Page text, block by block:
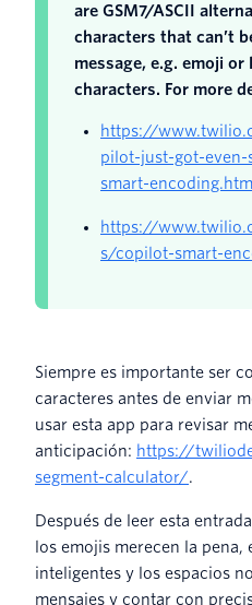
are GSM7/ASCII
characters that can’t
message, e.g. emoji or
characters. For more
https://
pilot-just-got-even-
smart-encoding.html
https://
s/copilot-smart-
Siempre es importante ser
caracteres antes de enviar
usar esta app para revisar
anticipación: https://
segment-calculator/.
Después de leer esta
los emojis merecen la
inteligentes y los espacios
mensajes y contar con